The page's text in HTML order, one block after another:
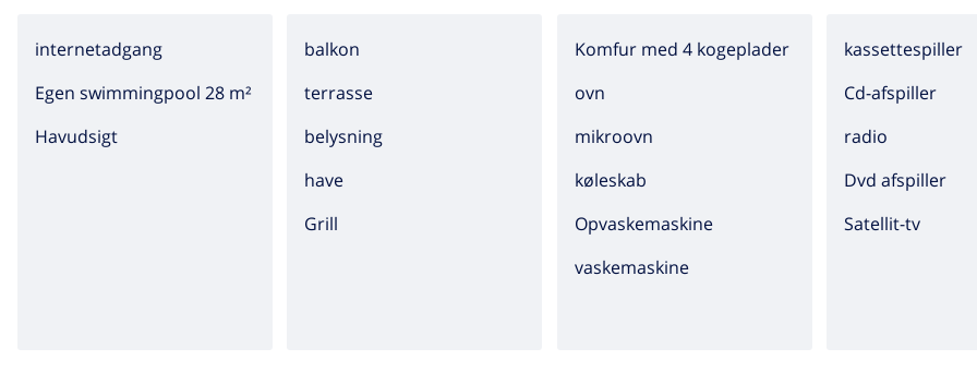
internetadgang
Egen swimmingpool 28 m²
Havudsigt
balkon
terrasse
belysning
have
grill
Komfur med 4 kogeplader
ovn
mikroovn
køleskab
Opvaskemaskine
vaskemaskine
kassettespiller
cd-afspiller
radio
dvd afspiller
Satellit-tv